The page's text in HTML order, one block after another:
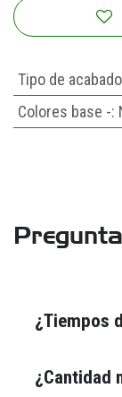
Tipo de
Colores base -:
¿Tiempos
¿Cantidad